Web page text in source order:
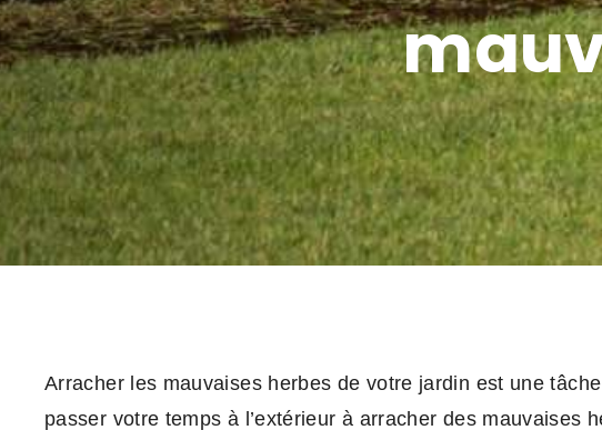
Arracher les mauvaises herbes de votre jardin est une
passer votre temps à l’extérieur à arracher des mauvaises